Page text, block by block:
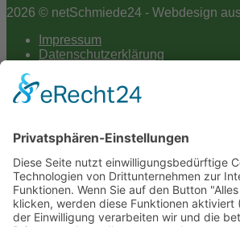
2026 © netSchmiede24 - Webdesign
Impressum
Datenschutzerklärung
Cookie-Einstellungen
to
top